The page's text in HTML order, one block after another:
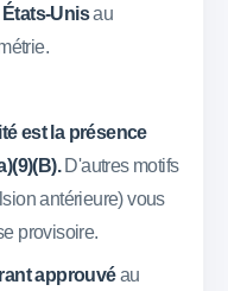
Unisau
est la présence
D'autres motifs
antérieure) vous
provisoire.
approuvéau